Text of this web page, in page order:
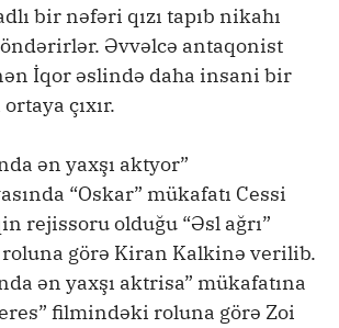
bir nəfəri qızı tapıb nikahı
Əvvəlcə antaqonist
İqor əslində daha insani bir
çıxır.
ən yaxşı aktyor”
“Oskar” mükafatı Cessi
rejissoru olduğu “Əsl ağrı”
görə Kiran Kalkinə verilib.
ən yaxşı aktrisa” mükafatına
filmindəki roluna görə Zoi